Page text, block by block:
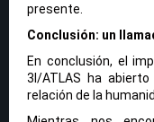
presente.
Conclusión: un
En conclusión, el
3I/ATLAS ha
relación de la